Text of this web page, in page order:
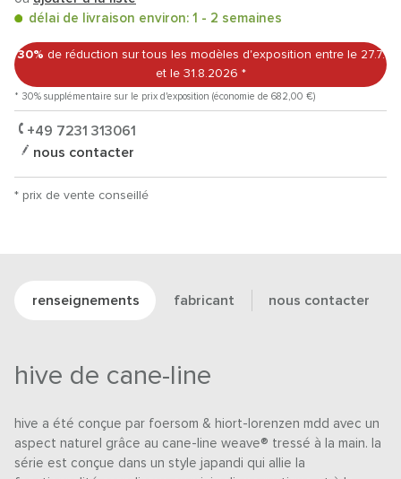
délai de livraison environ: 1 - 2 semaines
30% de réduction sur tous les modèles d'exposition entre le 27.7.
et le 31.8.2026 *
* 30% supplémentaire sur le prix d'exposition (économie de 682,00 €)
+49 7231 313061
nous contacter
* prix de vente conseillé
renseignements fabricant nous contacter
hive de cane-line
hive a été conçue par foersom & hiort-lorenzen mdd avec un
aspect naturel grâce au cane-line weave® tressé à la main. la
série est conçue dans un style japandi qui allie la